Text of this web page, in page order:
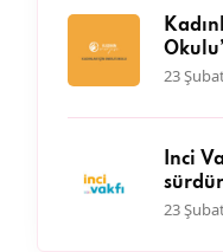
23
İnci
katkı:
23